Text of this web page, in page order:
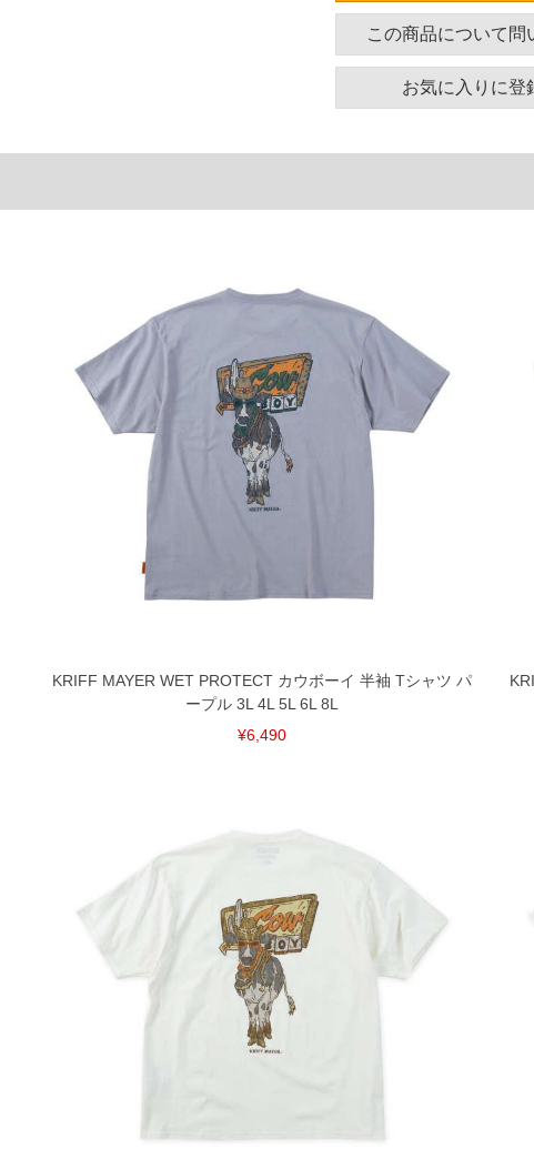
肩幅
60
ータ画面）によって、商品の色味が若干異なる場合がございます。予めご了承くだ
※上記サイズが実際の商品に付いているタグのサイズ表記と異なる場合があります
扱い前に商品付属タグの記載もご確認下さい。
※当店での掲載商品は、実店鋪と在庫を共用しておりますので店頭での売り違い、
のお取り寄せ等により、お客様にご迷惑をお掛けしてしまう場合がございます。そ
ことがない様最大限に努めておりますが、もしあった場合速やかにご連絡させて頂
で予めご了承ください。
※【ボトムの裾上げをご希望の場合】
裾上げ料金は500円+税となります。
備考欄に股下●cmとご記入下さい。（裾上げ無料対象商品は1本につき税込6,000円
出荷まで約1週間～20日間程お時間を頂く場合がございます。
尚、裾上げした商品は返品・交換不可となりますので、予めご了承下さい。
一部、お直しに対応出来ない商品がございます。(例：裾にファスナーや調節ひもが
返品交換希望の方は、商品到着後1週間以内にご連絡ください。
下着(肌着)やワイシャツは商品の性質上、返品交換不可とさせて頂いております。
この商品について問
お気に入りに登
KRIFF MAYER WET PROTECT カウボーイ 半袖 Tシャツ パ
ープル 3L 4L 5L 6L 8L
¥6,490